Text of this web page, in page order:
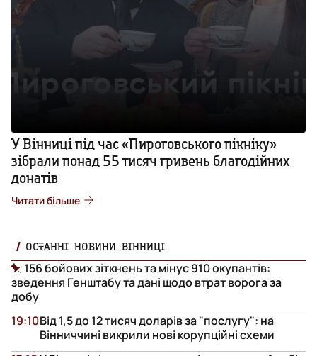
У Вінниці під час «Пироговського пікніку»
зібрали понад 55 тисяч гривень благодійних
донатів
Читати більше
ОСТАННІ НОВИНИ ВІННИЦІ
156 бойових зіткнень та мінус 910 окупантів:
зведення Генштабу та дані щодо втрат ворога за
добу
Від 1,5 до 12 тисяч доларів за "послугу": на
Вінниччині викрили нові корупційні схеми
19:10